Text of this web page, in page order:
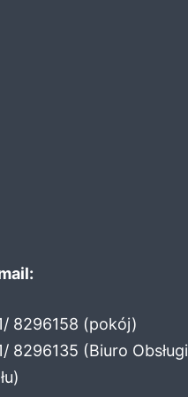
8296158 (pokój)
8296135 (Biuro Obsługi